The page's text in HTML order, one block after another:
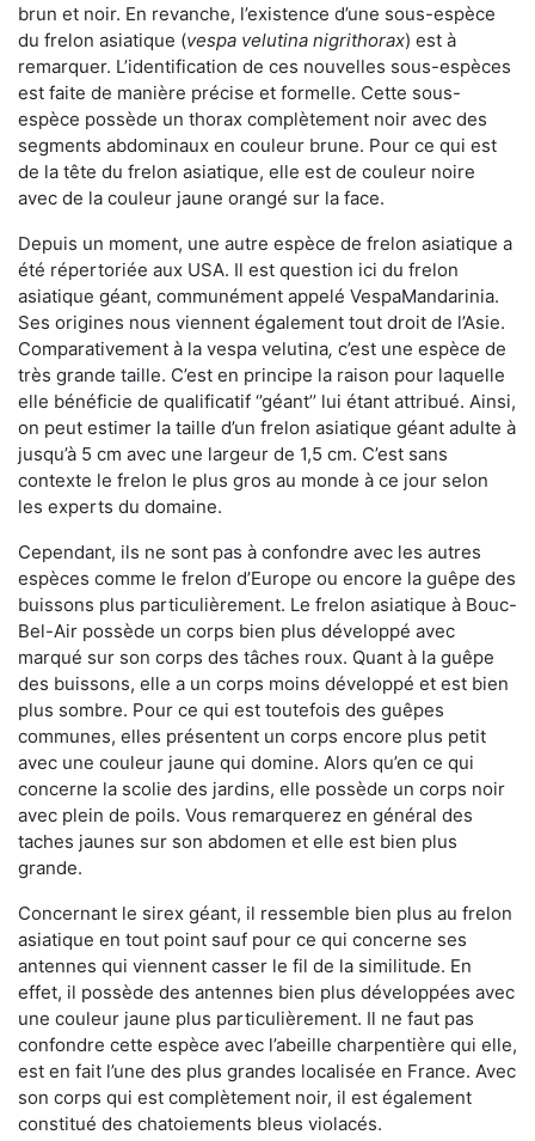
brun et noir. En revanche, l’existence d’une sous-espèce
du frelon asiatique (vespa velutina nigrithorax) est à
remarquer. L’identification de ces nouvelles sous-espèces
est faite de manière précise et formelle. Cette sous-
espèce possède un thorax complètement noir avec des
segments abdominaux en couleur brune. Pour ce qui est
de la tête du frelon asiatique, elle est de couleur noire
avec de la couleur jaune orangé sur la face.
Depuis un moment, une autre espèce de frelon asiatique a
été répertoriée aux USA. Il est question ici du frelon
asiatique géant, communément appelé VespaMandarinia.
Ses origines nous viennent également tout droit de l’Asie.
Comparativement à la vespa velutina, c’est une espèce de
très grande taille. C’est en principe la raison pour laquelle
elle bénéficie de qualificatif ‘’géant’’ lui étant attribué. Ainsi,
on peut estimer la taille d’un frelon asiatique géant adulte à
jusqu’à 5 cm avec une largeur de 1,5 cm. C’est sans
contexte le frelon le plus gros au monde à ce jour selon
les experts du domaine.
Cependant, ils ne sont pas à confondre avec les autres
espèces comme le frelon d’Europe ou encore la guêpe des
buissons plus particulièrement. Le frelon asiatique à Bouc-
Bel-Air possède un corps bien plus développé avec
marqué sur son corps des tâches roux. Quant à la guêpe
des buissons, elle a un corps moins développé et est bien
plus sombre. Pour ce qui est toutefois des guêpes
communes, elles présentent un corps encore plus petit
avec une couleur jaune qui domine. Alors qu’en ce qui
concerne la scolie des jardins, elle possède un corps noir
avec plein de poils. Vous remarquerez en général des
taches jaunes sur son abdomen et elle est bien plus
grande.
Concernant le sirex géant, il ressemble bien plus au frelon
asiatique en tout point sauf pour ce qui concerne ses
antennes qui viennent casser le fil de la similitude. En
effet, il possède des antennes bien plus développées avec
une couleur jaune plus particulièrement. Il ne faut pas
confondre cette espèce avec l’abeille charpentière qui elle,
est en fait l’une des plus grandes localisée en France. Avec
son corps qui est complètement noir, il est également
constitué des chatoiements bleus violacés.